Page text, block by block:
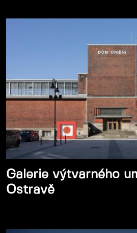
Galerie výtvarného
Ostravě